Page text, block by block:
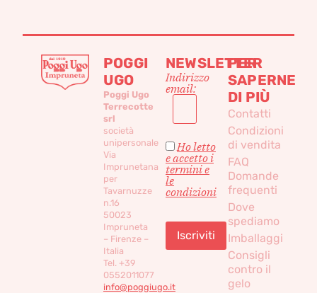
POGGI
UGO
Poggi Ugo
Terrecotte
srl
società
unipersonale
Via
Imprunetana
per
Tavarnuzze
n.16
50023
Impruneta
– Firenze –
Italia
Tel. +39
0552011077
info@poggiugo.it
NEWSLETTER
Indirizzo
email:
Ho letto
e accetto i
termini e
le
condizioni
PER
SAPERNE
DI PIÙ
Contatti
Condizioni
di vendita
FAQ
Domande
frequenti
Dove
spediamo
Imballaggi
Consigli
contro il
gelo